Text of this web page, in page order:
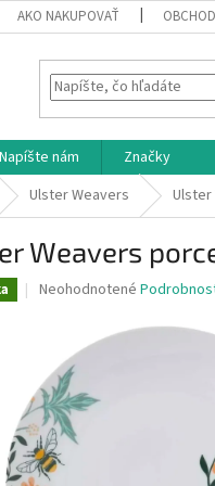
AKO NAKUPOVAŤ
Napíšte nám
Značky
Ulster Weavers
Weavers
Priemerné
0,0
z
5
hviezdičiek.
Neohodnotené